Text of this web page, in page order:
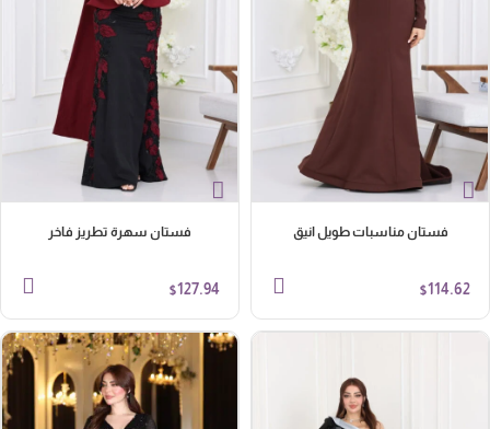
فستان مناسبات طويل انيق
$ 114.62
فستان سهرة تطريز فاخر
$127.94